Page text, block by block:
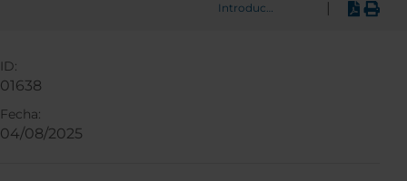
Introducción
ID:
01638
Fecha:
04/08/2025